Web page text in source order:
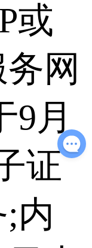
或
网
9月
证
内